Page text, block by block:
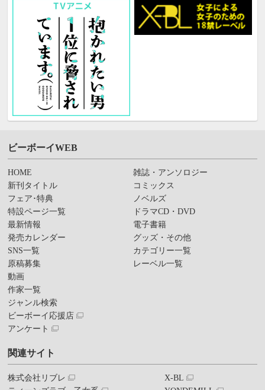
ビーボーイWEB
HOME
新刊タイトル
フェア･特典
特設ページ一覧
最新情報
発売カレンダー
SNS一覧
原稿募集
動画
作家一覧
ジャンル検索
ビーボーイ応援店
アンケート
雑誌・アンソロジー
コミックス
ノベルズ
ドラマCD・DVD
電子書籍
グッズ・その他
カテゴリー一覧
レーベル一覧
関連サイト
株式会社リブレ
X-BL